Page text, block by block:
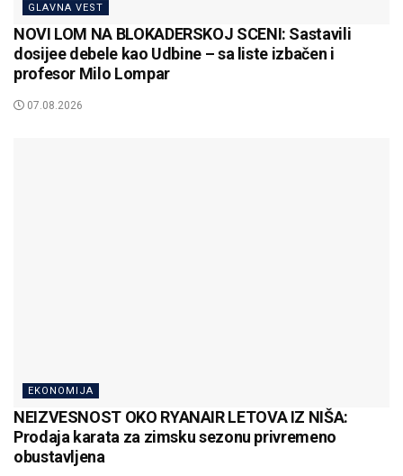
GLAVNA VEST
NOVI LOM NA BLOKADERSKOJ SCENI: Sastavili
dosijee debele kao Udbine – sa liste izbačen i
profesor Milo Lompar
07.08.2026
EKONOMIJA
NEIZVESNOST OKO RYANAIR LETOVA IZ NIŠA:
Prodaja karata za zimsku sezonu privremeno
obustavljena